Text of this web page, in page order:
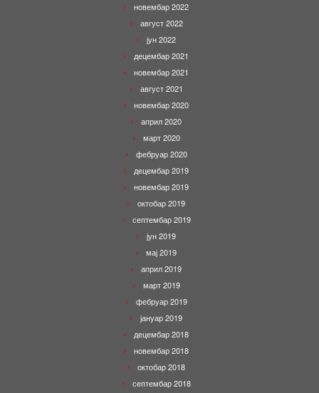
новембар 2022
август 2022
јун 2022
децембар 2021
новембар 2021
август 2021
новембар 2020
април 2020
март 2020
фебруар 2020
децембар 2019
новембар 2019
октобар 2019
септембар 2019
јун 2019
мај 2019
април 2019
март 2019
фебруар 2019
јануар 2019
децембар 2018
новембар 2018
октобар 2018
септембар 2018